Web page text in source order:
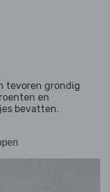
tevoren grondig
en
bevatten.